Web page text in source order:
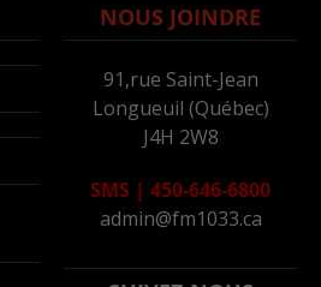
NOUS JOINDRE
91,rue Saint-Jean
Longueuil (Québec)
J4H 2W8
SMS | 450-646-6800
admin@fm1033.ca